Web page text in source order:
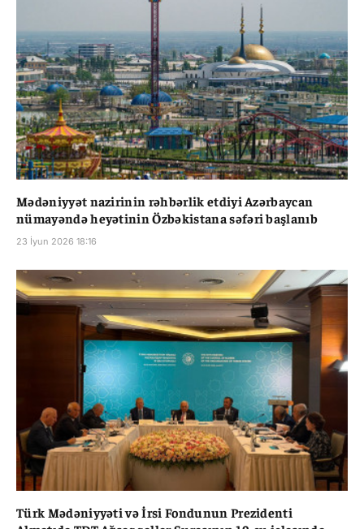
Mədəniyyət nazirinin rəhbərlik etdiyi Azərbaycan
nümayəndə heyətinin Özbəkistana səfəri başlanıb
23 İyun 2026 18:16
Türk Mədəniyyəti və İrsi Fondunun Prezidenti